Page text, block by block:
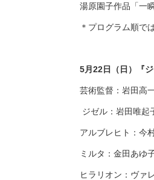
湯原園子作品「一
＊プログラム順で
5月22日（日） 『
芸術監督：岩田高
ジゼル：岩田唯起
アルブレヒト：今
ミルタ：金田あゆ
ヒラリオン：ヴァ